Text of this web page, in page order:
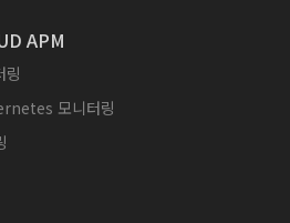
APM
모니터링